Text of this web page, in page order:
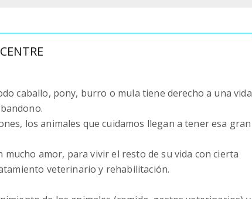
caballo, pony, burro o mula tiene derecho a una vida
los animales que cuidamos llegan a tener esa gran
amor, para vivir el resto de su vida con cierta
veterinario y rehabilitación.